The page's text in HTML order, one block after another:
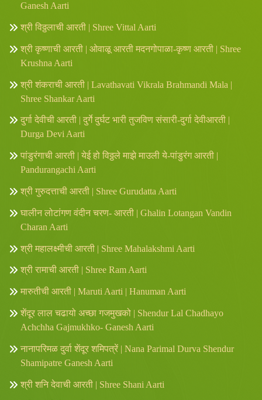
Ganesh Aarti
श्री विठ्ठलाची आरती | Shree Vittal Aarti
श्री कृष्णाची आरती | ओवाळू आरती मदनगोपाळा-कृष्ण आरती | Shree
Krushna Aarti
श्री शंकराची आरती | Lavathavati Vikrala Brahmandi Mala |
Shree Shankar Aarti
दुर्गा देवीची आरती | दुर्गे दुर्घट भारी तुजविण संसारी-दुर्गा देवीआरती |
Durga Devi Aarti
पांडुरंगाची आरती | येई हो विठ्ठले माझे माउली ये-पांडुरंग आरती |
Pandurangachi Aarti
श्री गुरुदत्ताची आरती | Shree Gurudatta Aarti
घालीन लोटांगण वंदीन चरण- आरती | Ghalin Lotangan Vandin
Charan Aarti
श्री महालक्ष्मीची आरती | Shree Mahalakshmi Aarti
श्री रामाची आरती | Shree Ram Aarti
मारुतीची आरती | Maruti Aarti | Hanuman Aarti
शेंदूर लाल चढायो अच्छा गजमुखको | Shendur Lal Chadhayo
Achchha Gajmukhko- Ganesh Aarti
नानापरिमळ दुर्वा शेंदूर शमिपत्रें | Nana Parimal Durva Shendur
Shamipatre Ganesh Aarti
श्री शनि देवाची आरती | Shree Shani Aarti